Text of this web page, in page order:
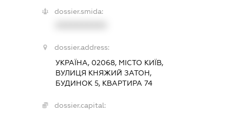
dossier.smida:
dossier.address:
УКРАЇНА, 02068, МІСТО КИЇВ,
ВУЛИЦЯ КНЯЖИЙ ЗАТОН,
БУДИНОК 5, КВАРТИРА 74
dossier.capital: